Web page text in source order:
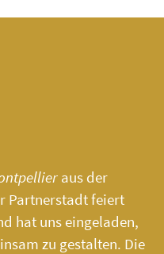
aus der
Partnerstadt feiert
hat uns eingeladen,
zu gestalten. Die